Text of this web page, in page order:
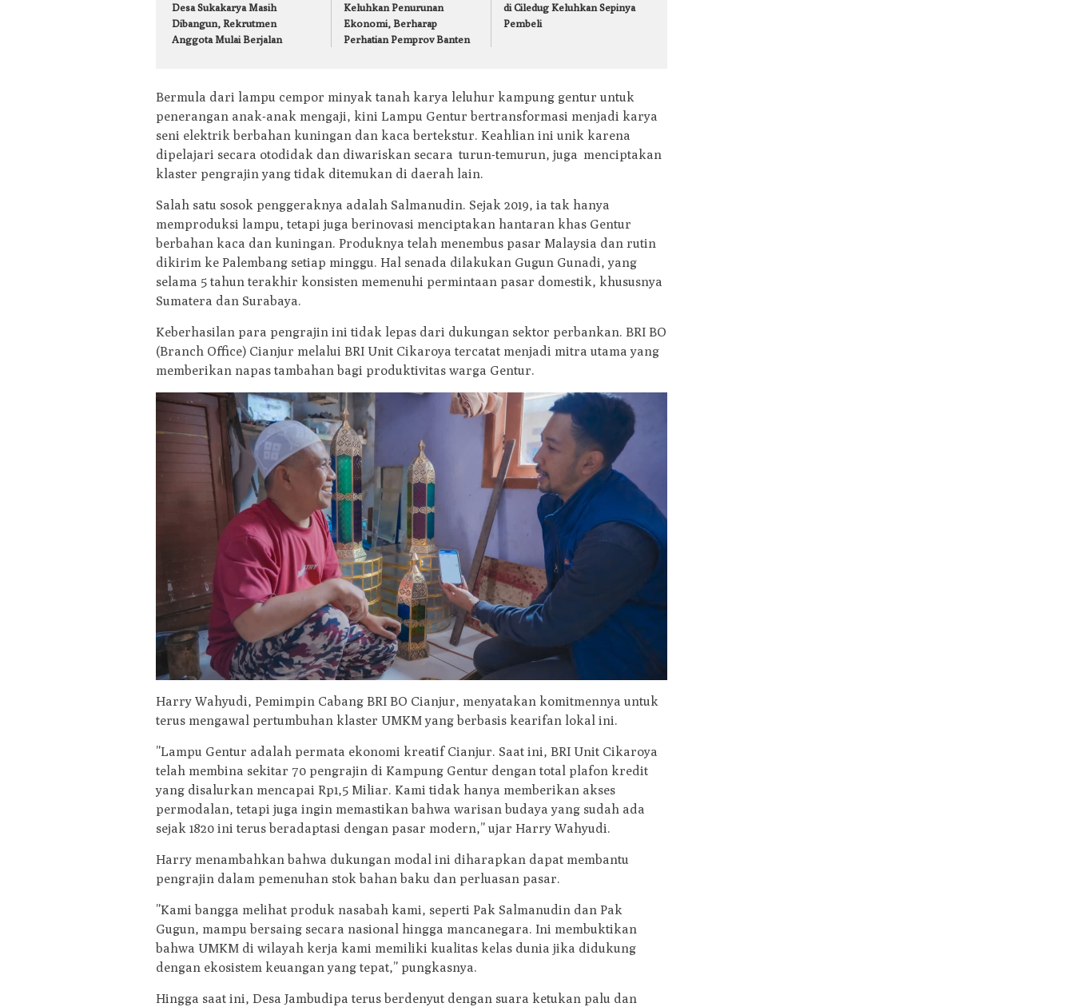
Desa Sukakarya Masih
Dibangun, Rekrutmen
Anggota Mulai Berjalan
Keluhkan Penurunan
Ekonomi, Berharap
Perhatian Pemprov Banten
di Ciledug Keluhkan Sepinya
Pembeli
​Bermula dari lampu cempor minyak tanah karya leluhur kampung gentur untuk
penerangan anak-anak mengaji, kini Lampu Gentur bertransformasi menjadi karya
seni elektrik berbahan kuningan dan kaca bertekstur. Keahlian ini unik karena
dipelajari secara otodidak dan diwariskan secara turun-temurun, juga menciptakan
klaster pengrajin yang tidak ditemukan di daerah lain.
​Salah satu sosok penggeraknya adalah Salmanudin. Sejak 2019, ia tak hanya
memproduksi lampu, tetapi juga berinovasi menciptakan hantaran khas Gentur
berbahan kaca dan kuningan. Produknya telah menembus pasar Malaysia dan rutin
dikirim ke Palembang setiap minggu. Hal senada dilakukan Gugun Gunadi, yang
selama 5 tahun terakhir konsisten memenuhi permintaan pasar domestik, khususnya
Sumatera dan Surabaya.
​Keberhasilan para pengrajin ini tidak lepas dari dukungan sektor perbankan. BRI BO
(Branch Office) Cianjur melalui BRI Unit Cikaroya tercatat menjadi mitra utama yang
memberikan napas tambahan bagi produktivitas warga Gentur.
​Harry Wahyudi, Pemimpin Cabang BRI BO Cianjur, menyatakan komitmennya untuk
terus mengawal pertumbuhan klaster UMKM yang berbasis kearifan lokal ini.
​”Lampu Gentur adalah permata ekonomi kreatif Cianjur. Saat ini, BRI Unit Cikaroya
telah membina sekitar 70 pengrajin di Kampung Gentur dengan total plafon kredit
yang disalurkan mencapai Rp1,5 Miliar. Kami tidak hanya memberikan akses
permodalan, tetapi juga ingin memastikan bahwa warisan budaya yang sudah ada
sejak 1820 ini terus beradaptasi dengan pasar modern,” ujar Harry Wahyudi.
​Harry menambahkan bahwa dukungan modal ini diharapkan dapat membantu
pengrajin dalam pemenuhan stok bahan baku dan perluasan pasar.
​”Kami bangga melihat produk nasabah kami, seperti Pak Salmanudin dan Pak
Gugun, mampu bersaing secara nasional hingga mancanegara. Ini membuktikan
bahwa UMKM di wilayah kerja kami memiliki kualitas kelas dunia jika didukung
dengan ekosistem keuangan yang tepat,” pungkasnya.
​Hingga saat ini, Desa Jambudipa terus berdenyut dengan suara ketukan palu dan